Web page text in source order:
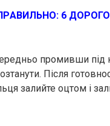
6
промивши
Після
залийте оцтом і